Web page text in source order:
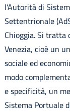
l'Autorità di
Settentrionale
Chioggia. Si tratta
Venezia, cioè un
sociale ed
modo
e specificità, un
Sistema Portuale